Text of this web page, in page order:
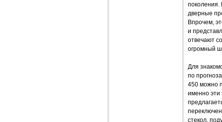
поколения.
дверные
Впрочем,
и
отвечают
огромный
Для
по
450 можно
именно эти
стекол,